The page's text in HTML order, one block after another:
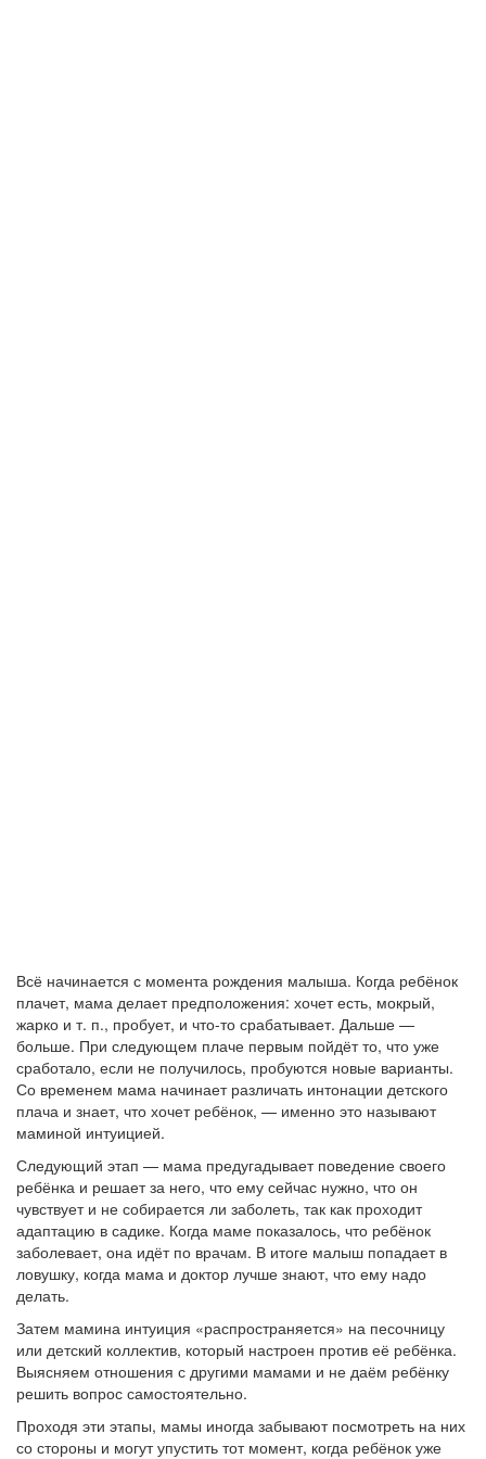
Всё начинается с момента рождения малыша. Когда ребёнок
плачет, мама делает предположения: хочет есть, мокрый,
жарко и т. п., пробует, и что-то срабатывает. Дальше —
больше. При следующем плаче первым пойдёт то, что уже
сработало, если не получилось, пробуются новые варианты.
Со временем мама начинает различать интонации детского
плача и знает, что хочет ребёнок, — именно это называют
маминой интуицией.
Следующий этап — мама предугадывает поведение своего
ребёнка и решает за него, что ему сейчас нужно, что он
чувствует и не собирается ли заболеть, так как проходит
адаптацию в садике. Когда маме показалось, что ребёнок
заболевает, она идёт по врачам. В итоге малыш попадает в
ловушку, когда мама и доктор лучше знают, что ему надо
делать.
Затем мамина интуиция «распространяется» на песочницу
или детский коллектив, который настроен против её ребёнка.
Выясняем отношения с другими мамами и не даём ребёнку
решить вопрос самостоятельно.
Проходя эти этапы, мамы иногда забывают посмотреть на них
со стороны и могут упустить тот момент, когда ребёнок уже